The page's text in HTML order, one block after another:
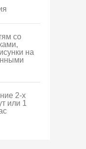
со
на
2-х
или 1